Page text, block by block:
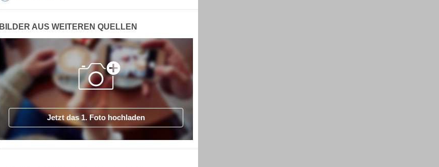
BILDER AUS WEITEREN QUELLEN
Jetzt das 1. Foto hochladen